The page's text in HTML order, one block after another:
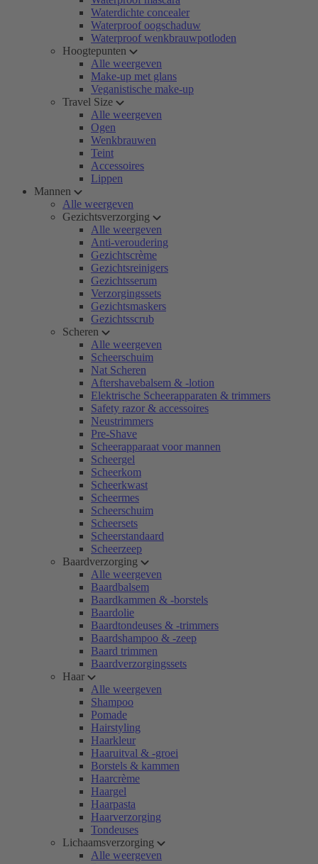
Waterdichte concealer
Waterproof oogschaduw
Waterproof wenkbrauwpotloden
Hoogtepunten
Alle weergeven
Make-up met glans
Veganistische make-up
Travel Size
Alle weergeven
Ogen
Wenkbrauwen
Teint
Accessoires
Lippen
Mannen
Alle weergeven
Gezichtsverzorging
Alle weergeven
Anti-veroudering
Gezichtscrème
Gezichtsreinigers
Gezichtsserum
Verzorgingssets
Gezichtsmaskers
Gezichtsscrub
Scheren
Alle weergeven
Scheerschuim
Nat Scheren
Aftershavebalsem & -lotion
Elektrische Scheerapparaten & trimmers
Safety razor & accessoires
Neustrimmers
Pre-Shave
Scheerapparaat voor mannen
Scheergel
Scheerkom
Scheerkwast
Scheermes
Scheerschuim
Scheersets
Scheerstandaard
Scheerzeep
Baardverzorging
Alle weergeven
Baardbalsem
Baardkammen & -borstels
Baardolie
Baardtondeuses & -trimmers
Baardshampoo & -zeep
Baard trimmen
Baardverzorgingssets
Haar
Alle weergeven
Shampoo
Pomade
Hairstyling
Haarkleur
Haaruitval & -groei
Borstels & kammen
Haarcrème
Haargel
Haarpasta
Haarverzorging
Tondeuses
Lichaamsverzorging
Alle weergeven